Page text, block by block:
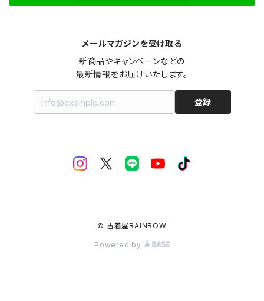
メールマガジンを受け取る
新商品やキャンペーンなどの
最新情報をお届けいたします。
登録
© 古着屋RAINBOW
Powered by